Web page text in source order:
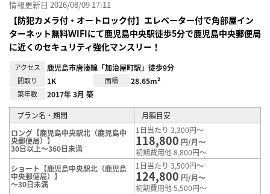
情報更新日 2026/08/09 17:11
【防犯カメラ付・オートロック付】エレベーター付で角部屋イン
ターネット無料ＷIFIにて鹿児島中央駅徒歩5分で鹿児島中央郵便局
に近くのセキュリティ強化マンスリー！
アクセス 鹿児島市唐湊線「加治屋町駅」徒歩9分
間取り 1K 面積 28.65m²
築年数 2017年 3月 築
プラン名・期間
月額目安
ロング【鹿児島中央駅北（鹿児島中
央郵便局）】
30日以上～360日未満
1日当たり 3,300円～
118,800 円/月～
初期費用他 8,800円～
ショート【鹿児島中央駅北（鹿児島
中央郵便局）】
～30日未満
1日当たり 3,500円～
124,800 円/月～
初期費用他 5,500円～